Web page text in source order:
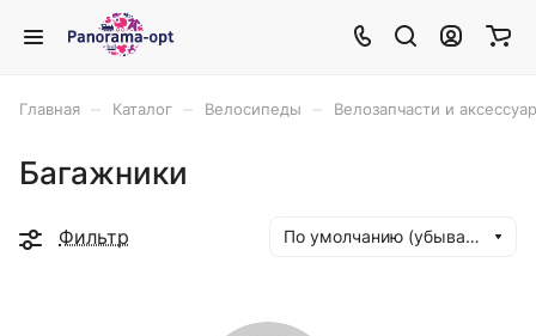
Главная Каталог Велосипеды Велозапчасти и
Багажники
Фильтр По умолчанию (убывание)